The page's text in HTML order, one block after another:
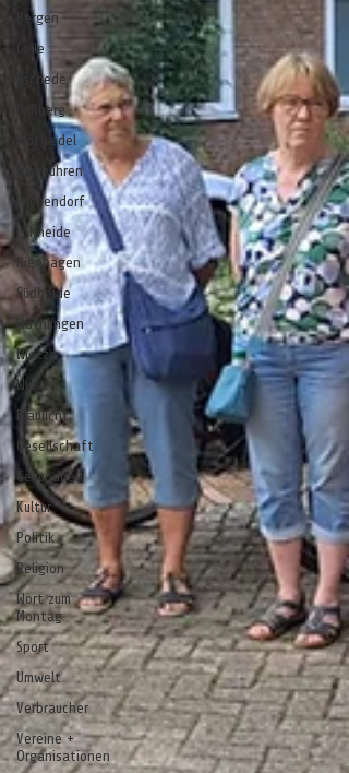
Bergen
Celle
Eschede
Faßberg
Flotwedel
Hambühren
Lachendorf
Lohheide
Nienhagen
Südheide
Wathlingen
Wietze
Winsen
Blaulicht
Gesellschaft
Gesundheit
Kultur
Politik
Religion
Wort zum
Montag
Sport
Umwelt
Verbraucher
Vereine +
Organisationen